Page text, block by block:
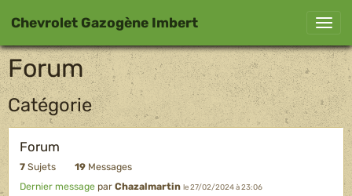
Chevrolet Gazogène Imbert
Forum
Catégorie
Forum
7 Sujets 19 Messages
Dernier message par Chazalmartin le 27/02/2024 à 23:06